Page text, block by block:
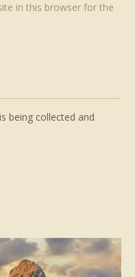
in this browser for the
being collected and